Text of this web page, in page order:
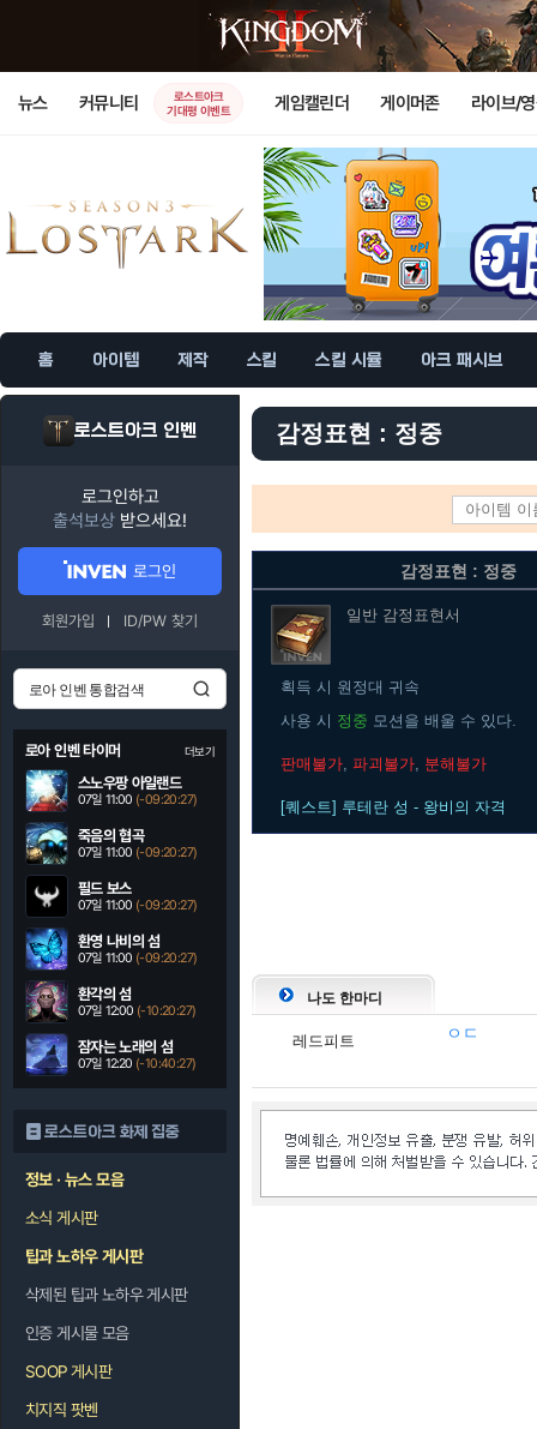
뉴스 커뮤니티
로스트아크
기대평 이벤트
게임캘린더 게이머존 라이브/
홈 아이템 제작 스킬 스킬 시뮬 아크 패시브
로스트아크 인벤
로그인하고
출석보상 받으세요!
로그인
회원가입 ID/PW 찾기
로아 인벤 타이머 더보기
스노우팡 아일랜드
07일 11:00 (-09:20:26)
죽음의 협곡
07일 11:00 (-09:20:26)
필드 보스
07일 11:00 (-09:20:26)
환영 나비의 섬
07일 11:00 (-09:20:26)
환각의 섬
07일 12:00 (-10:20:26)
잠자는 노래의 섬
07일 12:20 (-10:40:26)
로스트아크 화제 집중
정보 · 뉴스 모음
소식 게시판
팁과 노하우 게시판
삭제된 팁과 노하우 게시판
인증 게시물 모음
SOOP 게시판
치지직 팟벤
감정표현 : 정중
감정표현 : 정중
일반 감정표현서
획득 시 원정대 귀속
사용 시 정중 모션을 배울 수 있다.
판매불가, 파괴불가, 분해불가
[퀘스트] 루테란 성 - 왕비의 자격
나도 한마디
레드피트 ㅇㄷ